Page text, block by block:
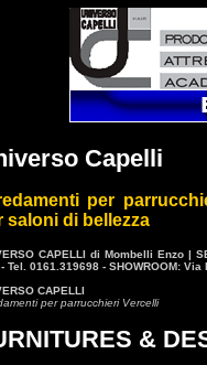
Capelli
per
saloni di bellezza
CAPELLI di Mombelli Enzo |
- Tel. 0161.319698 - SHOWROOM:
CAPELLI
per parrucchieri Vercelli
&